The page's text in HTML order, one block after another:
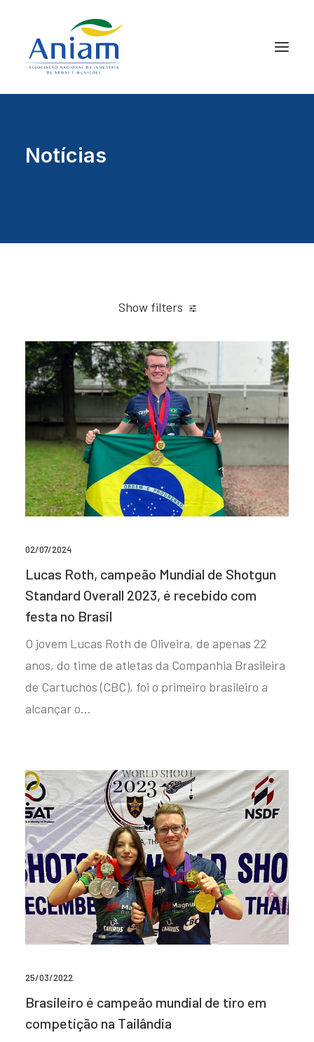
Notícias
Show filters
02/07/2024
Lucas Roth, campeão Mundial de Shotgun
Standard Overall 2023, é recebido com
festa no Brasil
O jovem Lucas Roth de Oliveira, de apenas 22
anos, do time de atletas da Companhia Brasileira
de Cartuchos (CBC), foi o primeiro brasileiro a
alcançar o…
25/03/2022
Brasileiro é campeão mundial de tiro em
competição na Tailândia